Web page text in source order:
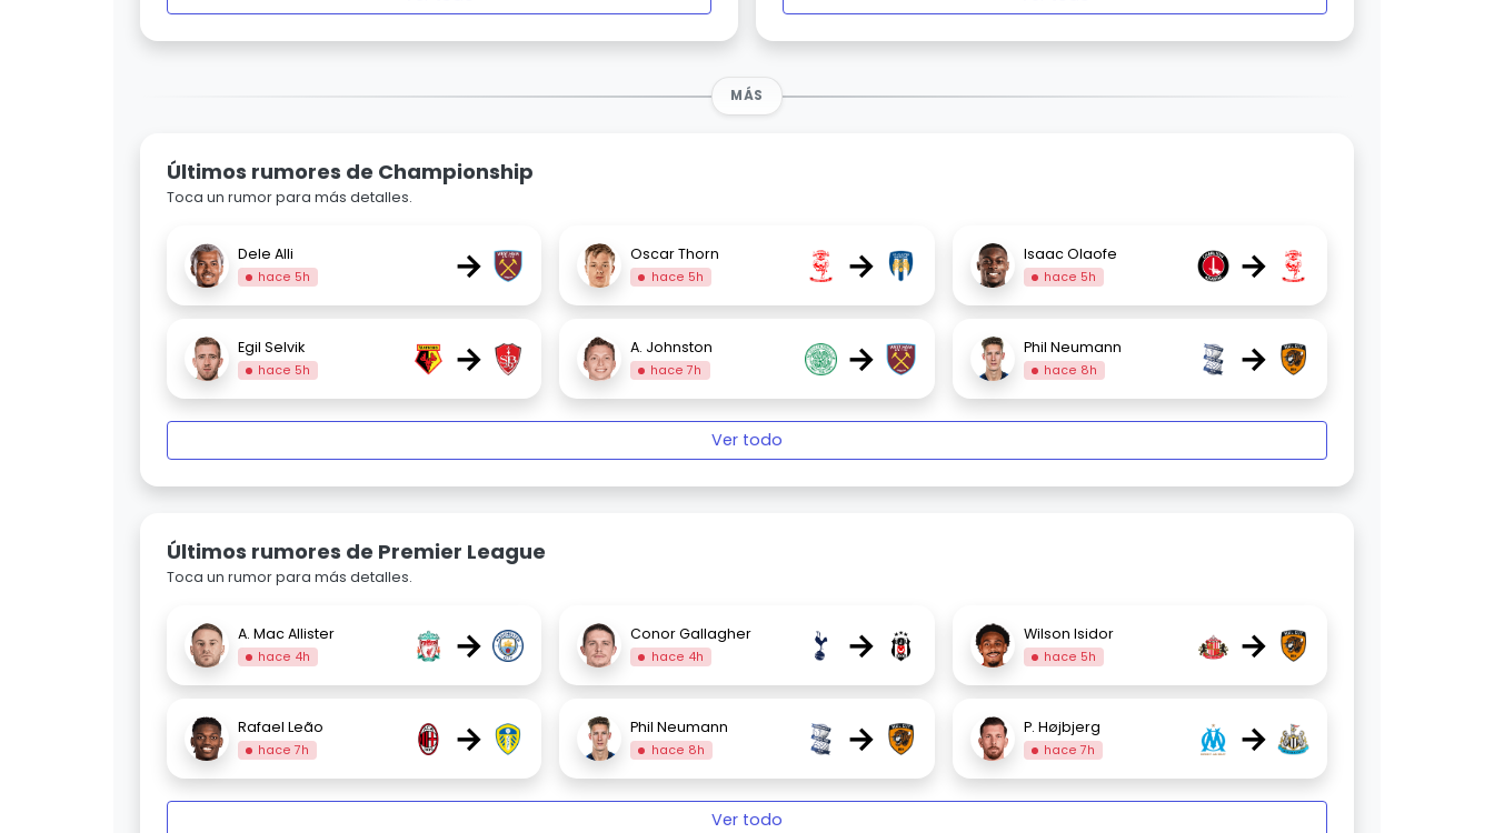
MÁS
Últimos rumores de Championship
Toca un rumor para más detalles.
Dele Alli
hace 5h → Oscar Thorn
hace 5h → Isaac Olaofe
hace 5h →
Egil Selvik
hace 5h → A. Johnston
hace 7h → Phil Neumann
hace 8h →
Ver todo
Últimos rumores de Premier League
Toca un rumor para más detalles.
A. Mac Allister
hace 4h → Conor Gallagher
hace 4h → Wilson Isidor
hace 5h →
Rafael Leão
hace 7h → Phil Neumann
hace 8h → P. Højbjerg
hace 7h →
Ver todo